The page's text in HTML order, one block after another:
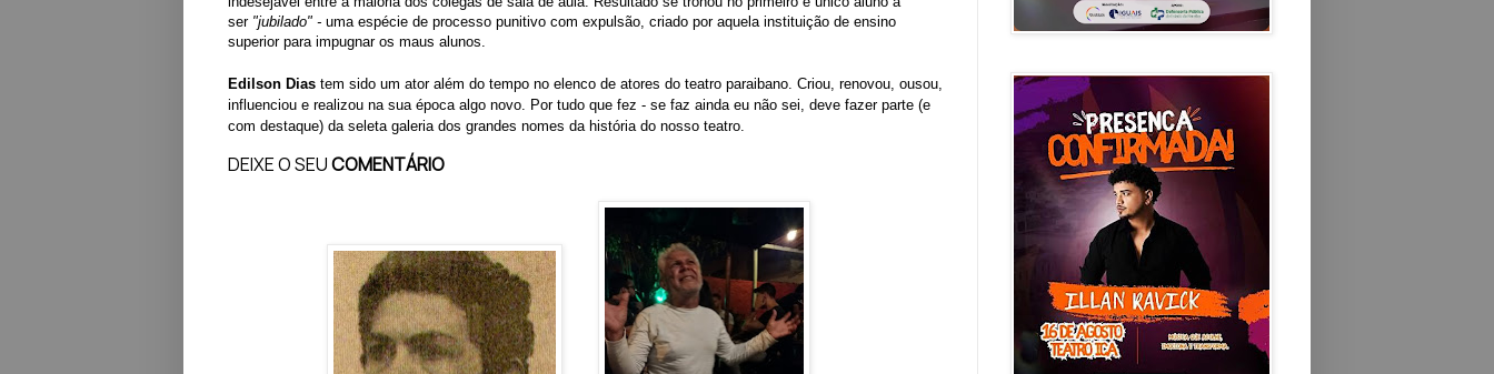
ser "jubilado" - uma espécie de processo punitivo com expulsão, criado por aquela instituição de ensino
superior para impugnar os maus alunos.
Edilson Dias tem sido um ator além do tempo no elenco de atores do teatro paraibano. Criou, renovou, ousou,
influenciou e realizou na sua época algo novo. Por tudo que fez - se faz ainda eu não sei, deve fazer parte (e
com destaque) da seleta galeria dos grandes nomes da história do nosso teatro.
DEIXE O SEUCOMENTÁRIO